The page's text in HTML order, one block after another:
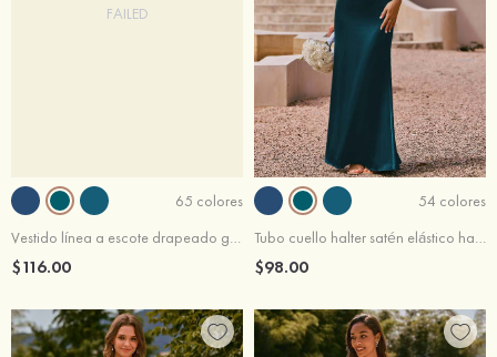
FAILED
65 colores
Vestido línea a escote drapeado gasa hasta el suelo vestido de dama de honor
$116.00
54 colores
Tubo cuello halter satén elástico hasta el suelo vestido de dama de honor
$98.00